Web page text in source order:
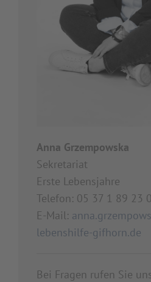
Anna Grzempowska
Sekretariat
Erste Lebensjahre
Telefon: 05 37 1 89 23
E-Mail:
lebenshilfe-gifhorn.de
Bei Fragen rufen Sie